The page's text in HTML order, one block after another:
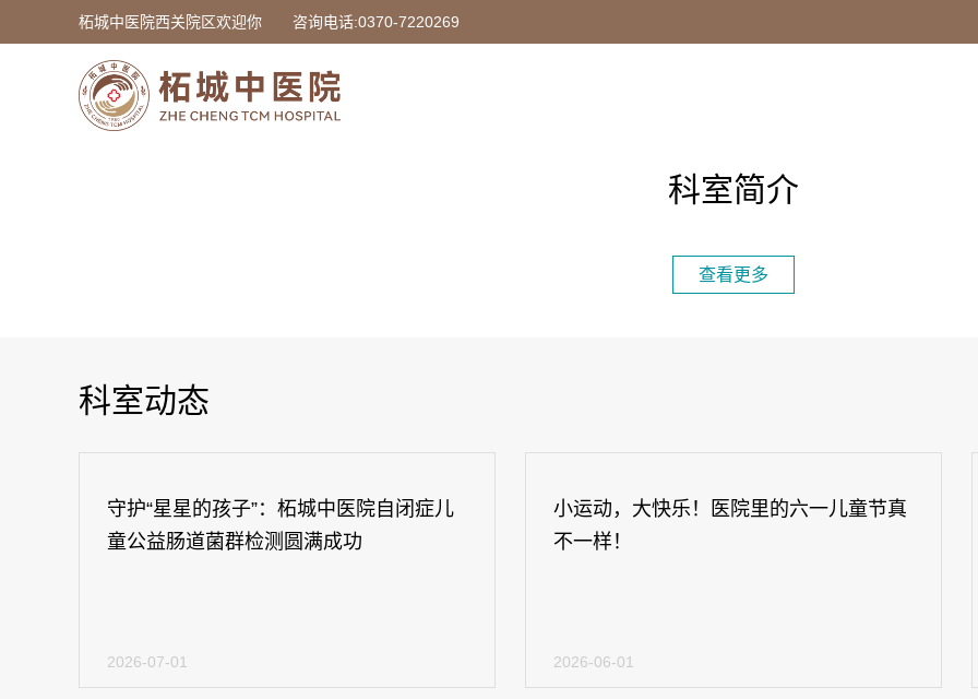
柘城中医院西关院区欢迎你 咨询电话:0370-7220269
科室简介
查看更多
科室动态
守护“星星的孩子”：柘城中医院自闭症儿
童公益肠道菌群检测圆满成功
2026-07-01
小运动，大快乐！医院里的六一儿童节真
不一样！
2026-06-01